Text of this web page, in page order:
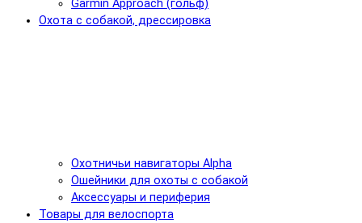
Garmin Approach (гольф)
Охота с собакой, дрессировка
Охотничьи навигаторы Alpha
Ошейники для охоты с собакой
Аксессуары и периферия
Товары для велоспорта